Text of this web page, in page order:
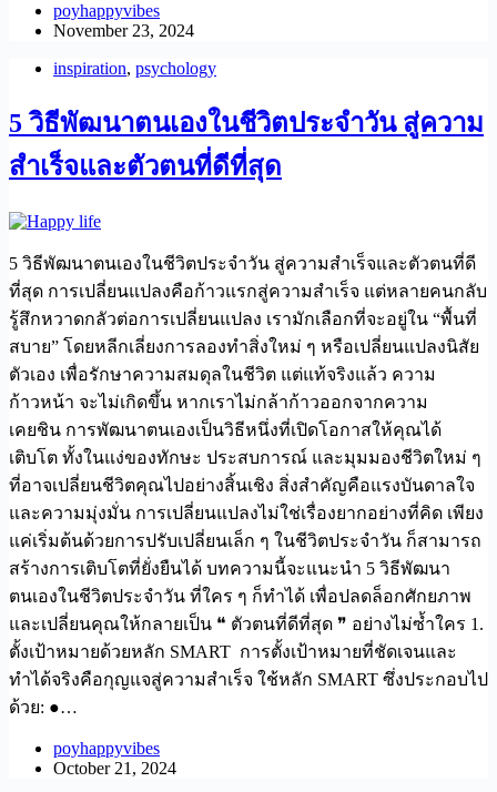
poyhappyvibes
November 23, 2024
inspiration, psychology
5 วิธีพัฒนาตนเองในชีวิตประจำวัน สู่ความ
สำเร็จและตัวตนที่ดีที่สุด
5 วิธีพัฒนาตนเองในชีวิตประจำวัน สู่ความสำเร็จและตัวตนที่ดี
ที่สุด การเปลี่ยนแปลงคือก้าวแรกสู่ความสำเร็จ แต่หลายคนกลับ
รู้สึกหวาดกลัวต่อการเปลี่ยนแปลง เรามักเลือกที่จะอยู่ใน “พื้นที่
สบาย” โดยหลีกเลี่ยงการลองทำสิ่งใหม่ ๆ หรือเปลี่ยนแปลงนิสัย
ตัวเอง เพื่อรักษาความสมดุลในชีวิต แต่แท้จริงแล้ว ความ
ก้าวหน้า จะไม่เกิดขึ้น หากเราไม่กล้าก้าวออกจากความ
เคยชิน การพัฒนาตนเองเป็นวิธีหนึ่งที่เปิดโอกาสให้คุณได้
เติบโต ทั้งในแง่ของทักษะ ประสบการณ์ และมุมมองชีวิตใหม่ ๆ
ที่อาจเปลี่ยนชีวิตคุณไปอย่างสิ้นเชิง สิ่งสำคัญคือแรงบันดาลใจ
และความมุ่งมั่น การเปลี่ยนแปลงไม่ใช่เรื่องยากอย่างที่คิด เพียง
แค่เริ่มต้นด้วยการปรับเปลี่ยนเล็ก ๆ ในชีวิตประจำวัน ก็สามารถ
สร้างการเติบโตที่ยั่งยืนได้ บทความนี้จะแนะนำ 5 วิธีพัฒนา
ตนเองในชีวิตประจำวัน ที่ใคร ๆ ก็ทำได้ เพื่อปลดล็อกศักยภาพ
และเปลี่ยนคุณให้กลายเป็น ❝ ตัวตนที่ดีที่สุด ❞ อย่างไม่ซ้ำใคร 1.
ตั้งเป้าหมายด้วยหลัก SMART การตั้งเป้าหมายที่ชัดเจนและ
ทำได้จริงคือกุญแจสู่ความสำเร็จ ใช้หลัก SMART ซึ่งประกอบไป
ด้วย: ●…
poyhappyvibes
October 21, 2024